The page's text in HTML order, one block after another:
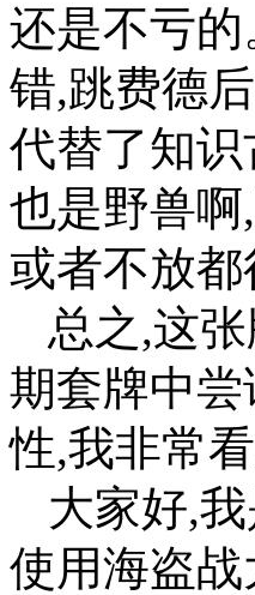
还是不亏
错,跳费德
代替了知
也是野兽
或者不放都
总之,这
期套牌中
性,我非常
大家好,
使用海盗